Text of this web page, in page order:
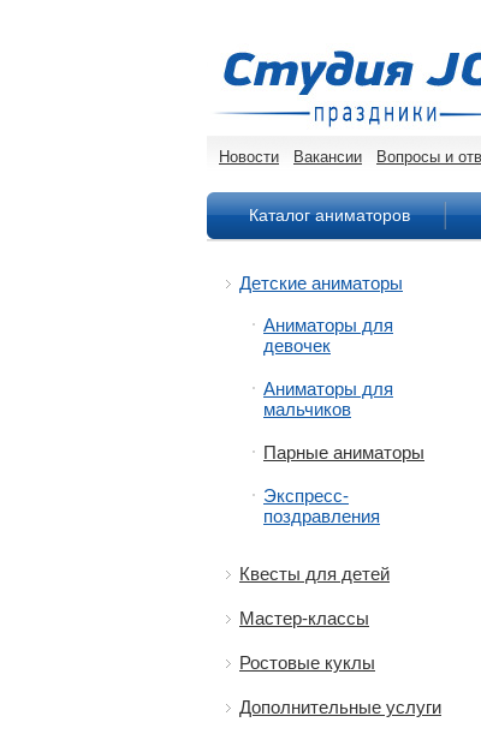
Новости Вакансии Вопросы и
Каталог аниматоров
Детские аниматоры
Аниматоры для
девочек
Аниматоры для
мальчиков
Парные аниматоры
Экспресс-
поздравления
Квесты для детей
Мастер-классы
Ростовые куклы
Дополнительные услуги